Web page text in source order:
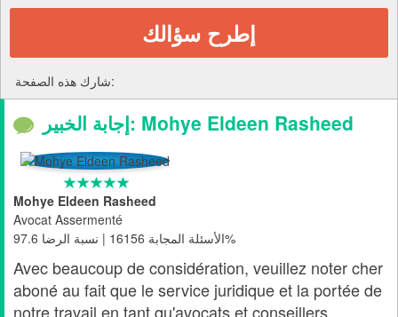
إطرح سؤالك
شارك هذه الصفحة:
إجابة الخبير: Mohye Eldeen Rasheed
Mohye Eldeen Rasheed
Avocat Assermenté
الأسئلة المجابة 16156 | نسبة الرضا 97.6%
Avec beaucoup de considération, veuillez noter cher
aboné au fait que le service juridique et la portée de
notre travail en tant qu'avocats et conseillers